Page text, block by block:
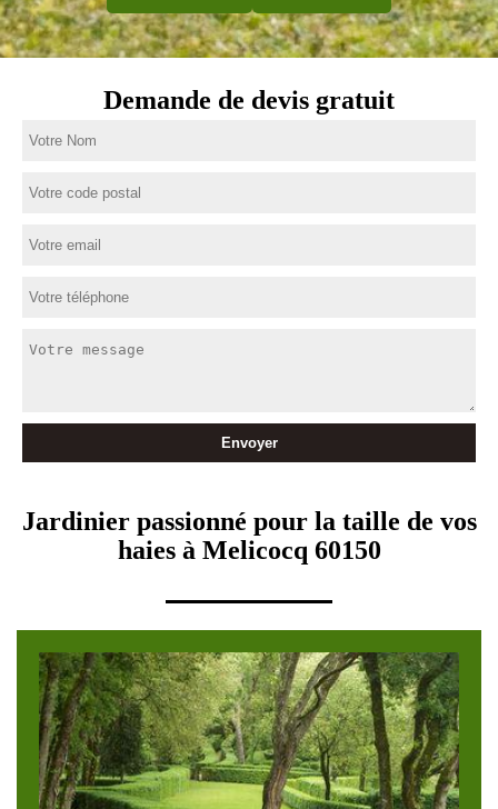
Demande de devis gratuit
Jardinier passionné pour la taille de vos
haies à Melicocq 60150